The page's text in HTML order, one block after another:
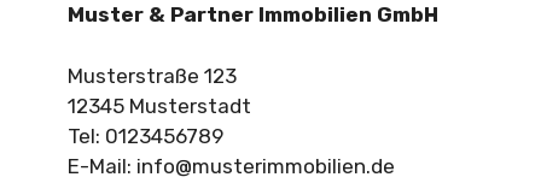
Muster & Partner Immobilien GmbH
Musterstraße 123
12345 Musterstadt
Tel: 0123456789
E-Mail: info@musterimmobilien.de